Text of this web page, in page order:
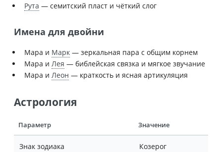
Рута — семитский пласт и чёткий слог
Имена для двойни
Мара и Марк — зеркальная пара с общим корнем
Мара и Лея — библейская связка и мягкое звучание
Мара и Леон — краткость и ясная артикуляция
Астрология
Параметр Значение
Знак зодиака Козерог